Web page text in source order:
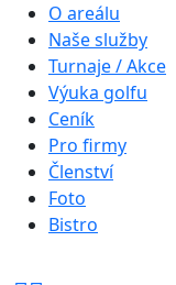
O areálu
Naše služby
Turnaje / Akce
Výuka golfu
Ceník
Pro firmy
Členství
Foto
Bistro